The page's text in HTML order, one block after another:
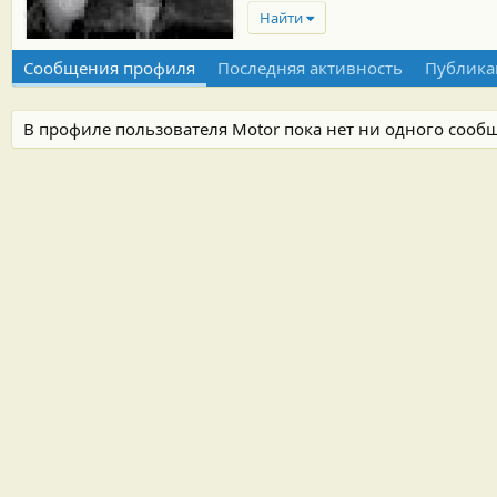
Найти
Сообщения профиля Последняя активность
В профиле пользователя Motor пока нет ни одного